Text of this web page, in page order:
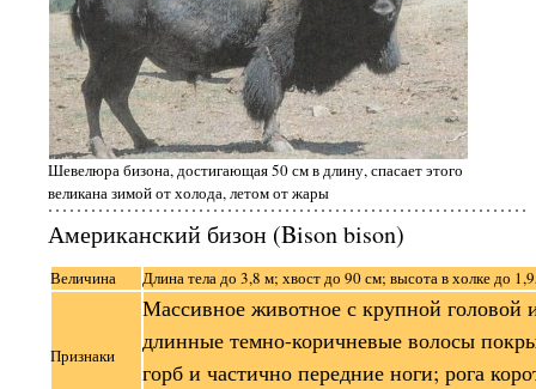
Шевелюра бизона, достигающая 50 см в длину, спасает этого
великана зимой от холода, летом от жары
Американский бизон (Bison bison)
Величина Длина тела до 3,8 м; хвост до 90 см; высота в холке до
Признаки
Массивное животное с крупной головой
длинные темно-коричневые волосы
горб и частично передние ноги; рога